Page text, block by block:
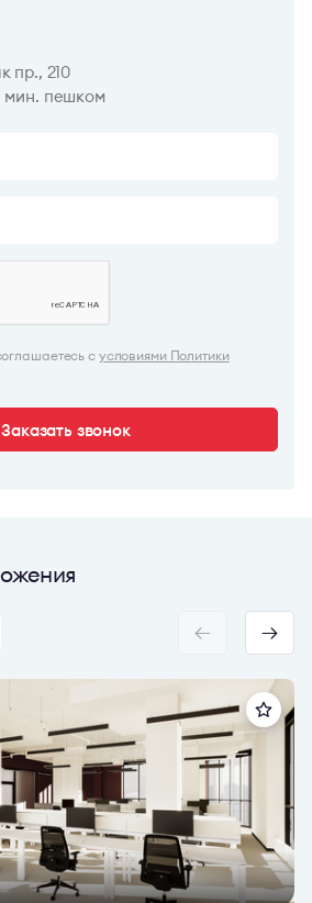
пр., 210
мин. пешком
с условиями Политики
Заказать звонок